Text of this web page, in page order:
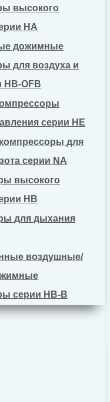
высокого
HA
дожимные
для воздуха и
HB-OFB
серии HE
для
серии NA
высокого
HB
для дыхания
воздушные/
серии HB-B